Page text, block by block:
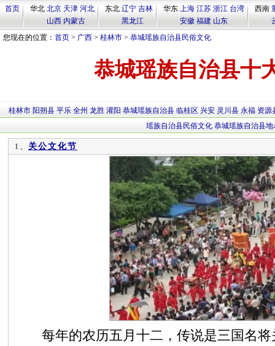
首页 华北 北京 天津 河北
山西 内蒙古
东北 辽宁 吉林
黑龙江
华东 上海 江苏 浙江 台湾
安徽 福建 山东
西南
您现在的位置： 首页 > 广西 > 桂林市 > 恭城瑶族自治县民俗文化
恭城瑶族自治县十
桂林市 阳朔县 平乐 全州 龙胜 灌阳 恭城瑶族自治县 临桂区 兴安 灵川县 永福 资源
瑶族自治县民俗文化 恭城瑶族自治县地
1、 关公文化节
每年的农历五月十二，传说是三国名将